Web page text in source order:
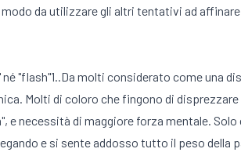
da utilizzare gli altri tentativi ad
"flash"1..Da molti considerato come una
Molti di coloro che fingono di
necessità di maggiore forza mentale.
e si sente addosso tutto il peso della